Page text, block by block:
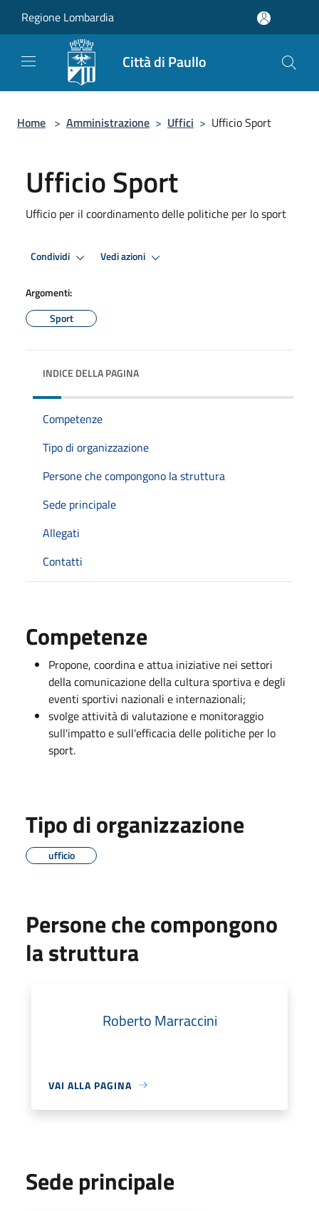
Regione Lombardia
Città di Paullo
Home > Amministrazione > Uffici > Ufficio Sport
Ufficio Sport
Ufficio per il coordinamento delle politiche per lo sport
Condividi Vedi azioni
Argomenti:
Sport
INDICE DELLA PAGINA
Competenze
Tipo di organizzazione
Persone che compongono la struttura
Sede principale
Allegati
Contatti
Competenze
Propone, coordina e attua iniziative nei settori
della comunicazione della cultura sportiva e degli
eventi sportivi nazionali e internazionali;
svolge attività di valutazione e monitoraggio
sull'impatto e sull'efficacia delle politiche per lo
sport.
Tipo di organizzazione
ufficio
Persone che compongono
la struttura
Roberto Marraccini
VAI ALLA PAGINA
Sede principale